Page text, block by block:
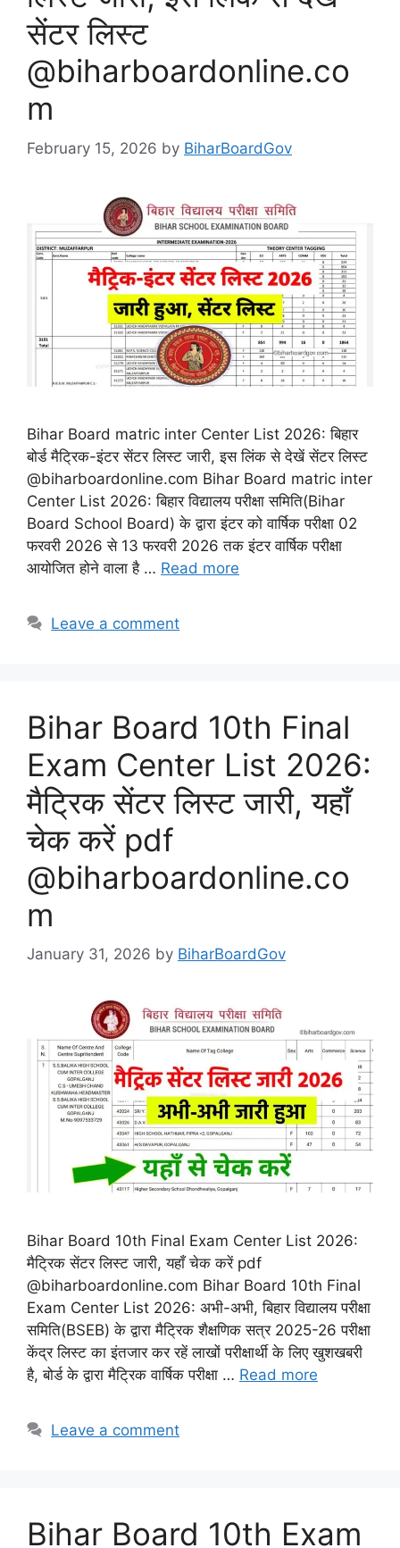
सेंटर लिस्ट
@biharboardonline.co
m
February 15, 2026 by BiharBoardGov
Bihar Board matric inter Center List 2026: बिहार
बोर्ड मैट्रिक-इंटर सेंटर लिस्ट जारी, इस लिंक से देखें सेंटर लिस्ट
@biharboardonline.com Bihar Board matric inter
Center List 2026: बिहार विद्यालय परीक्षा समिति(Bihar
Board School Board) के द्वारा इंटर को वार्षिक परीक्षा 02
फरवरी 2026 से 13 फरवरी 2026 तक इंटर वार्षिक परीक्षा
आयोजित होने वाला है … Read more
Leave a comment
Bihar Board 10th Final
Exam Center List 2026:
मैट्रिक सेंटर लिस्ट जारी, यहाँ
चेक करें pdf
@biharboardonline.co
m
January 31, 2026 by BiharBoardGov
Bihar Board 10th Final Exam Center List 2026:
मैट्रिक सेंटर लिस्ट जारी, यहाँ चेक करें pdf
@biharboardonline.com Bihar Board 10th Final
Exam Center List 2026: अभी-अभी, बिहार विद्यालय परीक्षा
समिति(BSEB) के द्वारा मैट्रिक शैक्षणिक सत्र 2025-26 परीक्षा
केंद्र लिस्ट का इंतजार कर रहें लाखों परीक्षार्थी के लिए खुशखबरी
है, बोर्ड के द्वारा मैट्रिक वार्षिक परीक्षा … Read more
Leave a comment
Bihar Board 10th Exam